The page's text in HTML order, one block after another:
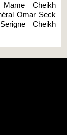
Cheikh
Omar Seck
Cheikh